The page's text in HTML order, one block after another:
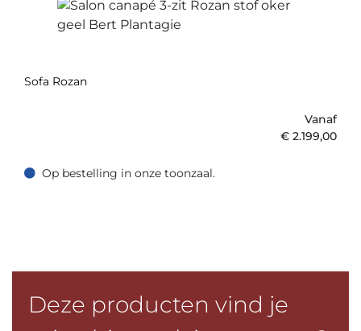
Sofa Rozan
Vanaf
€ 2.199,00
Op bestelling in onze toonzaal.
Op bestelling in onze toonzaal.
Deze producten vind je